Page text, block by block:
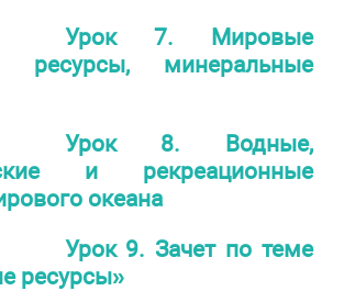
Урок 7. Мировые
ресурсы, минеральные
Урок 8. Водные,
и рекреационные
океана
Урок 9. Зачет по теме
ресурсы»